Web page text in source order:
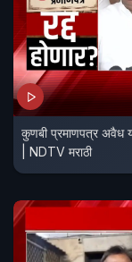
कुणबी प्रमाणपत्र अवैध
| NDTV मराठी